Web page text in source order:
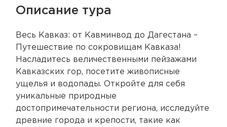
Описание тура
Весь Кавказ: от Кавминвод до Дагестана –
Путешествие по сокровищам Кавказа!
Насладитесь величественными пейзажами
Кавказских гор, посетите живописные
ущелья и водопады. Откройте для себя
уникальные природные
достопримечательности региона, исследуйте
древние города и крепости, такие как